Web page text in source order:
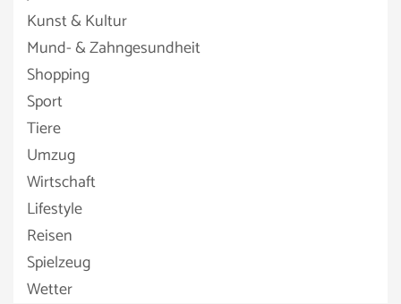
Kunst & Kultur
Mund- & Zahngesundheit
Shopping
Sport
Tiere
Umzug
Wirtschaft
Lifestyle
Reisen
Spielzeug
Wetter